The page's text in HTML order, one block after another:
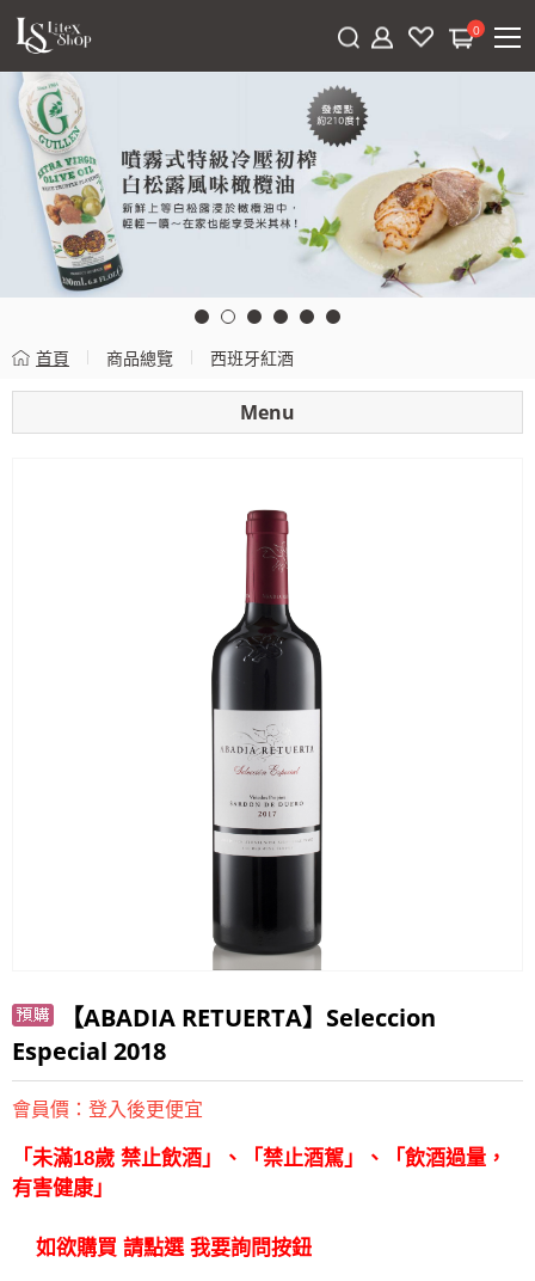
0
首頁 商品總覽 西班牙紅酒
Menu
【ABADIA RETUERTA】​Seleccion
Especial 2018
會員價： 登入後更便宜
「未滿18歲 禁止飲酒」、「禁止酒駕」、「飲酒過量，
有害健康」
如欲購買 請點選 我要詢問按鈕